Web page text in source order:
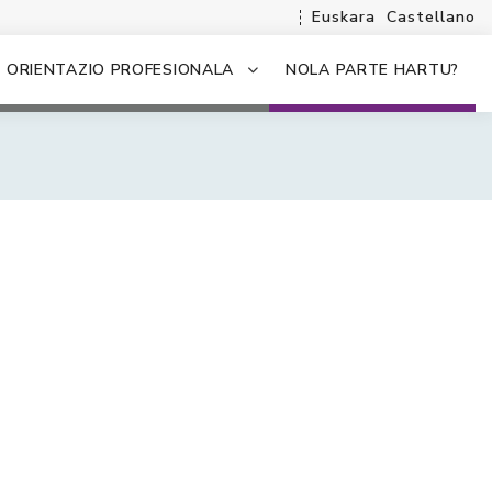
Euskara Castellano
ORIENTAZIO PROFESIONALA NOLA PARTE HARTU?